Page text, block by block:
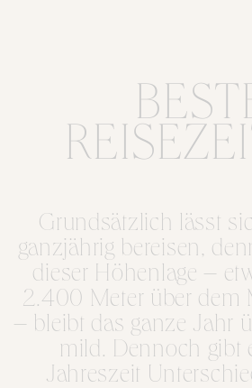
Grundsätzlich lässt
ganzjährig bereisen,
dieser Höhenlage –
2.400 Meter über dem
– bleibt das ganze Jahr
mild. Dennoch gibt
Jahreszeit